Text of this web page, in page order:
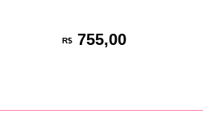
R$755,00